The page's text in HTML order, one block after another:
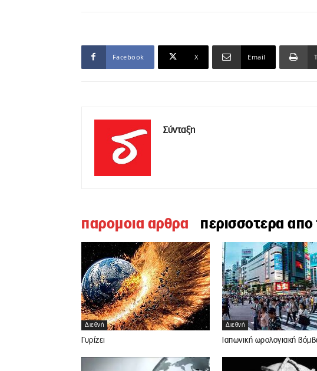
Facebook X Email
Σύνταξη
παρομοια αρθρα περισσοτερα απο
Διεθνή
Γυρίζει
Διεθνή
Ιαπωνική ωρολογιακή